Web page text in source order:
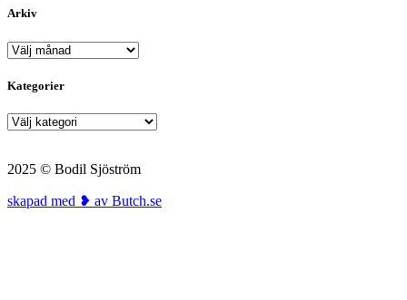
Arkiv
Arkiv
Kategorier
Kategorier
2025 © Bodil Sjöström
skapad med ❥ av Butch.se